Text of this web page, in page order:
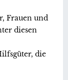
Frauen und
diesen
die